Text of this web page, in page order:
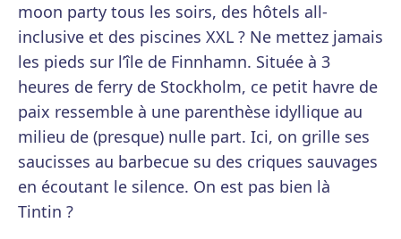
moon party tous les soirs, des hôtels all-
inclusive et des piscines XXL ? Ne mettez jamais
les pieds sur l’île de Finnhamn. Située à 3
heures de ferry de Stockholm, ce petit havre de
paix ressemble à une parenthèse idyllique au
milieu de (presque) nulle part. Ici, on grille ses
saucisses au barbecue su des criques sauvages
en écoutant le silence. On est pas bien là
Tintin ?